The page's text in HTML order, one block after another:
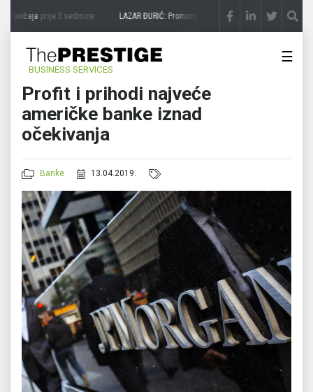
zavičajaprije 3 sedmice LAZAR ĐURIĆ: Promocija potencijal pretvara u destinaciju
BUSINESS SERVICES
☰
Profit i prihodi najveće
američke banke iznad
očekivanja
Banke 13.04.2019.